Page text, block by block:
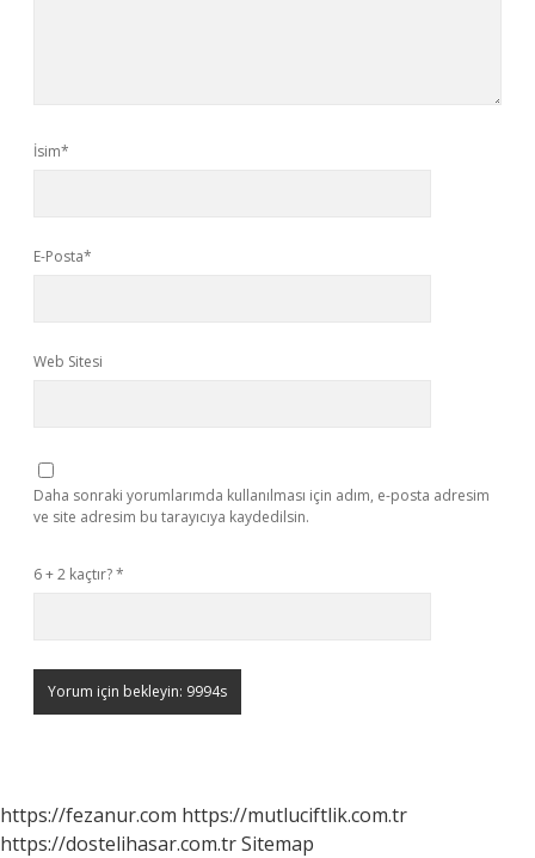
İsim*
E-Posta*
Web Sitesi
Daha sonraki yorumlarımda kullanılması için adım, e-posta adresim
ve site adresim bu tarayıcıya kaydedilsin.
6 + 2 kaçtır?*
https://fezanur.com https://mutluciftlik.com.tr
https://dostelihasar.com.trSitemap